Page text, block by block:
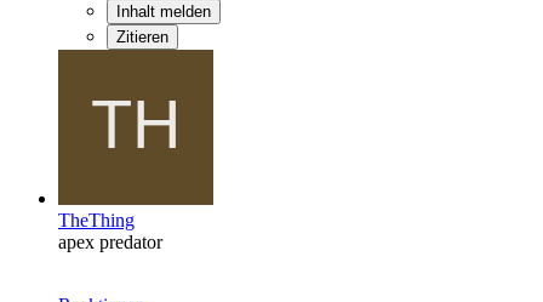
Inhalt melden
Zitieren
TheThing
apex predator